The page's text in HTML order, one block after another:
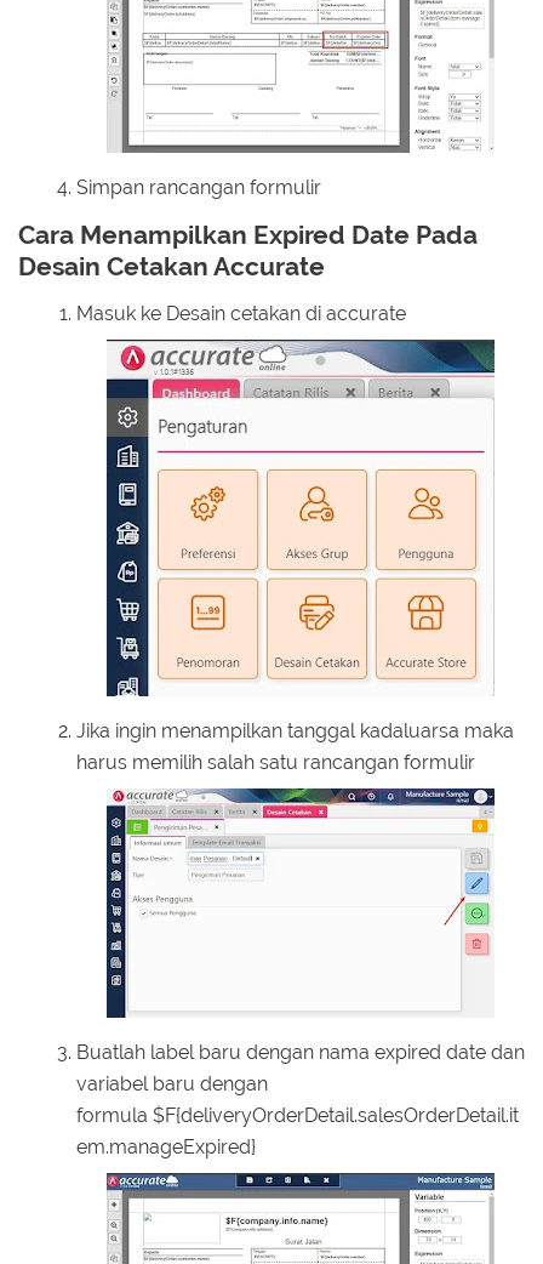
Simpan rancangan formulir
Cara Menampilkan Expired Date Pada
Desain Cetakan Accurate
Masuk ke Desain cetakan di accurate
Jika ingin menampilkan tanggal kadaluarsa maka
harus memilih salah satu rancangan formulir
Buatlah label baru dengan nama expired date dan
variabel baru dengan
formula $F{deliveryOrderDetail.salesOrderDetail.it
em.manageExpired}